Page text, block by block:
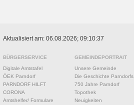
Aktualisiert am: 06.08.2026; 09:10:37
BÜRGERSERVICE
Digitale Amtstafel
ÖEK Parndorf
PARNDORF HILFT
CORONA
Amtshelfer/ Formulare
GEMEINDEPORTRAIT
Unsere Gemeinde
Die Geschichte Parndorfs
750 Jahre Parndorf
Topothek
Neuigkeiten